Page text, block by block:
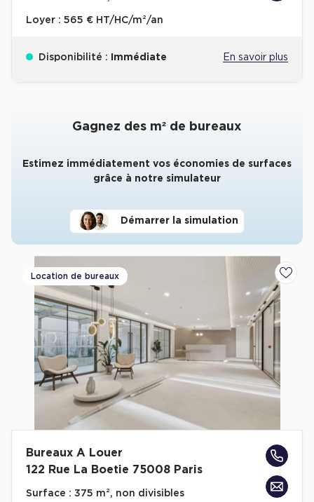
Loyer : 565 € HT/HC/m²/an
Disponibilité : Immédiate En savoir plus
Gagnez des m² de bureaux
Estimez immédiatement vos économies de surfaces
grâce à notre simulateur
Démarrer la simulation
Location de bureaux
Bureaux A Louer
122 Rue La Boetie 75008 Paris
Surface : 375 m², non divisibles